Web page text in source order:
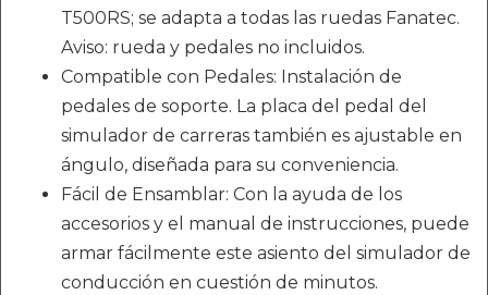
T500RS; se adapta a todas las ruedas Fanatec.
Aviso: rueda y pedales no incluidos.
Compatible con Pedales: Instalación de
pedales de soporte. La placa del pedal del
simulador de carreras también es ajustable en
ángulo, diseñada para su conveniencia.
Fácil de Ensamblar: Con la ayuda de los
accesorios y el manual de instrucciones, puede
armar fácilmente este asiento del simulador de
conducción en cuestión de minutos.